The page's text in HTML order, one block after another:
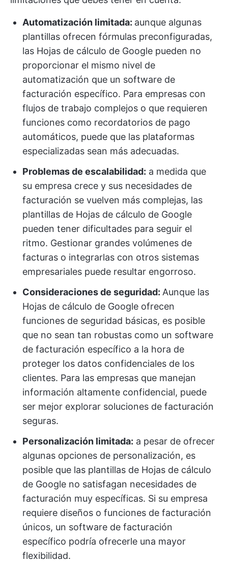
Automatización limitada: aunque algunas
plantillas ofrecen fórmulas preconfiguradas,
las Hojas de cálculo de Google pueden no
proporcionar el mismo nivel de
automatización que un software de
facturación específico. Para empresas con
flujos de trabajo complejos o que requieren
funciones como recordatorios de pago
automáticos, puede que las plataformas
especializadas sean más adecuadas.
Problemas de escalabilidad: a medida que
su empresa crece y sus necesidades de
facturación se vuelven más complejas, las
plantillas de Hojas de cálculo de Google
pueden tener dificultades para seguir el
ritmo. Gestionar grandes volúmenes de
facturas o integrarlas con otros sistemas
empresariales puede resultar engorroso.
Consideraciones de seguridad: Aunque las
Hojas de cálculo de Google ofrecen
funciones de seguridad básicas, es posible
que no sean tan robustas como un software
de facturación específico a la hora de
proteger los datos confidenciales de los
clientes. Para las empresas que manejan
información altamente confidencial, puede
ser mejor explorar soluciones de facturación
seguras.
Personalización limitada: a pesar de ofrecer
algunas opciones de personalización, es
posible que las plantillas de Hojas de cálculo
de Google no satisfagan necesidades de
facturación muy específicas. Si su empresa
requiere diseños o funciones de facturación
únicos, un software de facturación
específico podría ofrecerle una mayor
flexibilidad.